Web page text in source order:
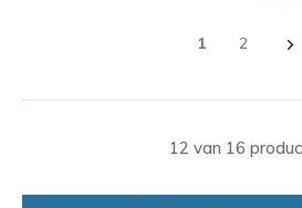
1 2
12 van 16